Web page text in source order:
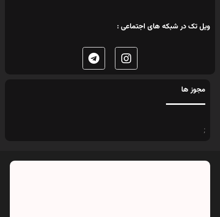
ویل تک در شبکه های اجتماعی :
مجوز ها
;